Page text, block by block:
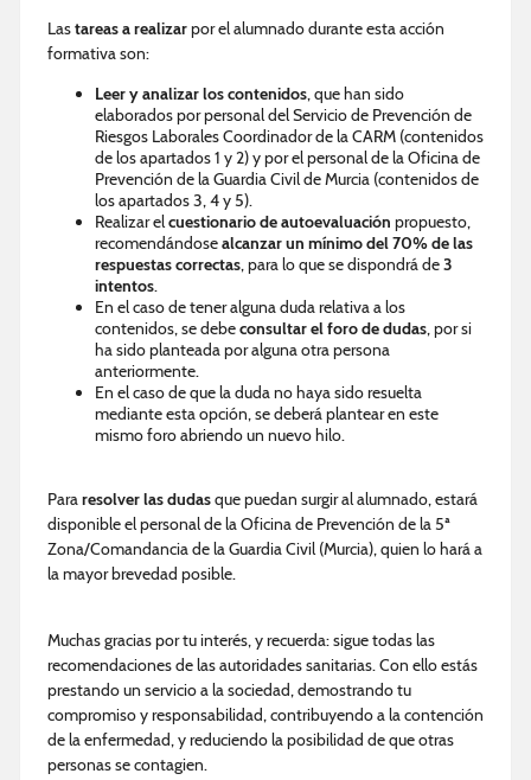
Lastareas a realizarpor el alumnado durante esta acción
formativa son:
Leer y analizar los contenidos, que han sido
elaborados por personal del Servicio de Prevención de
Riesgos Laborales Coordinador de la CARM (contenidos
de los apartados 1 y 2) y por el personal de la Oficina de
Prevención de la Guardia Civil de Murcia (contenidos de
los apartados 3, 4 y 5).
Realizar elcuestionario de autoevaluación propuesto,
recomendándosealcanzar un mínimo del 70% de las
respuestas correctas, para lo que se dispondrá de3
intentos.
En el caso de tener alguna duda relativa a los
contenidos, se debeconsultar el foro de dudas, por si
ha sido planteada por alguna otra persona
anteriormente.
En el caso de que la duda no haya sido resuelta
mediante esta opción, se deberá plantear en este
mismo foro abriendo un nuevo hilo.
Pararesolver las dudasque puedan surgir al alumnado, estará
disponible el personal de la Oficina de Prevención de la 5ª
Zona/Comandancia de la Guardia Civil (Murcia), quien lo hará a
la mayor brevedad posible.
Muchas gracias por tu interés, y recuerda: sigue todas las
recomendaciones de las autoridades sanitarias. Con ello estás
prestando un servicio a la sociedad, demostrando tu
compromiso y responsabilidad, contribuyendo a la contención
de la enfermedad, y reduciendo la posibilidad de que otras
personas se contagien.